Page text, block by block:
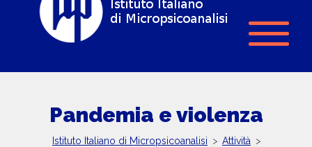
Pandemia e violenza
Istituto Italiano di Micropsicoanalisi > Attività >